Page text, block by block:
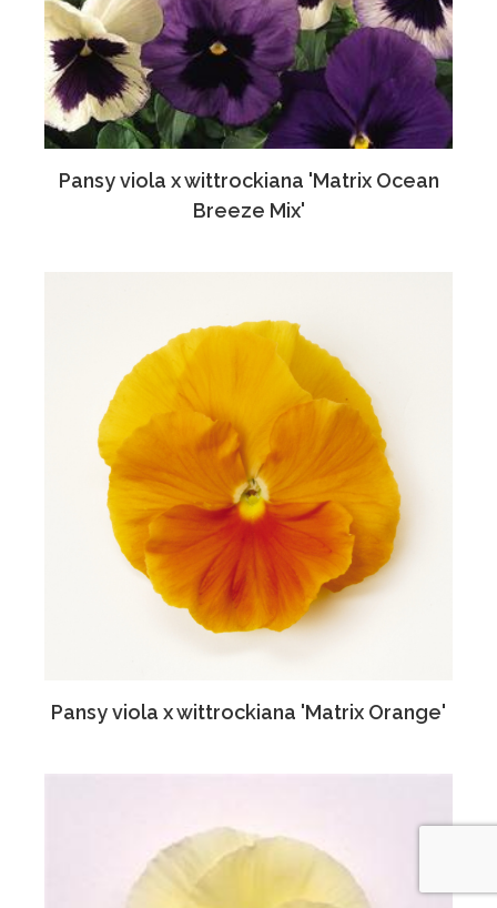
Pansy viola x wittrockiana 'Matrix Ocean
Breeze Mix'
Pansy viola x wittrockiana 'Matrix Orange'